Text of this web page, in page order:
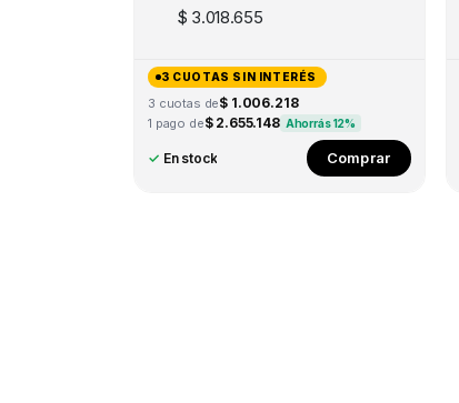
$ 3.018.655
3 CUOTAS SIN INTERÉS
3 cuotas de$ 1.006.218
1 pago de$ 2.655.148 Ahorrás 12%
✓ En stock Comprar